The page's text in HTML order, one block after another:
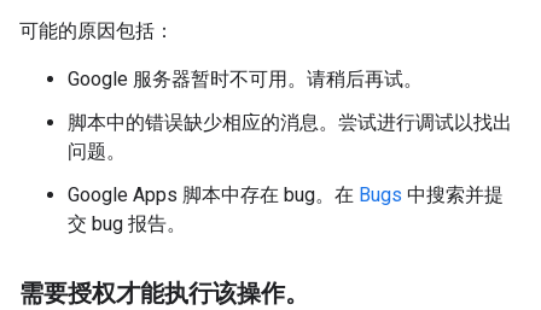
可能的原因包括：
Google 服务器暂时不可用。请稍后再试。
脚本中的错误缺少相应的消息。尝试进行调试以找出
问题。
Google Apps 脚本中存在 bug。在 Bugs 中搜索并提
交 bug 报告。
需要授权才能执行该操作。